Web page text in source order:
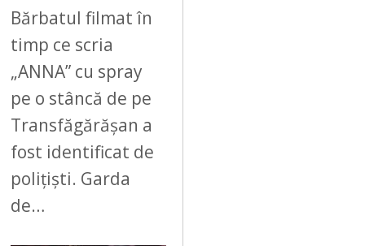
Bărbatul filmat în
timp ce scria
„ANNA” cu spray
pe o stâncă de pe
Transfăgărășan a
fost identificat de
polițiști. Garda
de…